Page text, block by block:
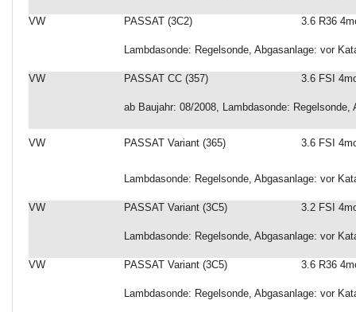
VW PASSAT (3C2) 3.6 R36
Lambdasonde: Regelsonde, Abgasanlage: vor
VW PASSAT CC (357) 3.6 FSI
ab Baujahr: 08/2008, Lambdasonde:
VW PASSAT Variant (365) 3.6 FSI
Lambdasonde: Regelsonde, Abgasanlage: vor
VW PASSAT Variant (3C5) 3.2 FSI
Lambdasonde: Regelsonde, Abgasanlage: vor
VW PASSAT Variant (3C5) 3.6 R36
Lambdasonde: Regelsonde, Abgasanlage: vor